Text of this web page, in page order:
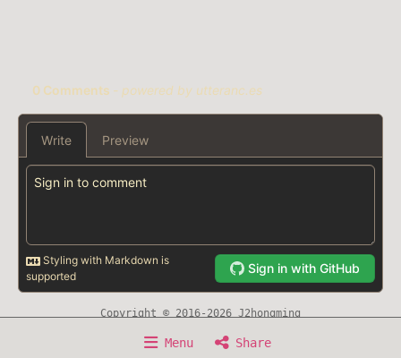
Menu Share
Copyright © 2016-2026 J2hongming
Awesome Resource Sitemap